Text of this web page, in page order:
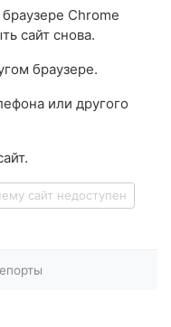
Chrome
сайт снова.
браузере.
или другого
сайт недоступен